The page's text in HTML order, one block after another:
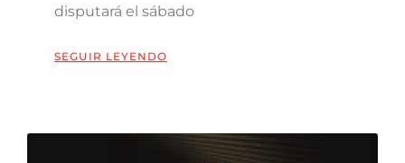
disputará el sábado
SEGUIR LEYENDO